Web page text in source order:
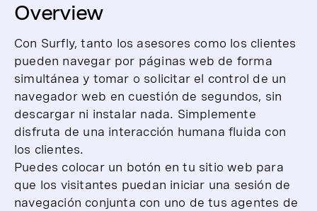
Overview
Con Surfly, tanto los asesores como los clientes
pueden navegar por páginas web de forma
simultánea y tomar o solicitar el control de un
navegador web en cuestión de segundos, sin
descargar ni instalar nada. Simplemente
disfruta de una interacción humana fluida con
los clientes.
Puedes colocar un botón en tu sitio web para
que los visitantes puedan iniciar una sesión de
navegación conjunta con uno de tus agentes de